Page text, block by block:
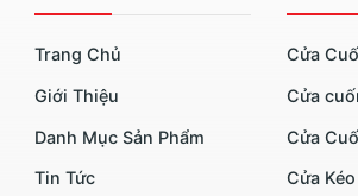
Trang Chủ
Giới Thiệu
Danh Mục Sản Phẩm
Tin Tức
Cửa
Cửa
Cửa
Cửa